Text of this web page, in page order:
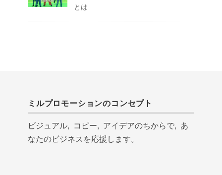
とは
ミルプロモーションのコンセプト
ビジュアル, コピー, アイデアのちからで, あ
なたのビジネスを応援します。